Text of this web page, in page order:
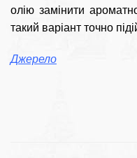
олію замінити
такий варіант точно
Джерело